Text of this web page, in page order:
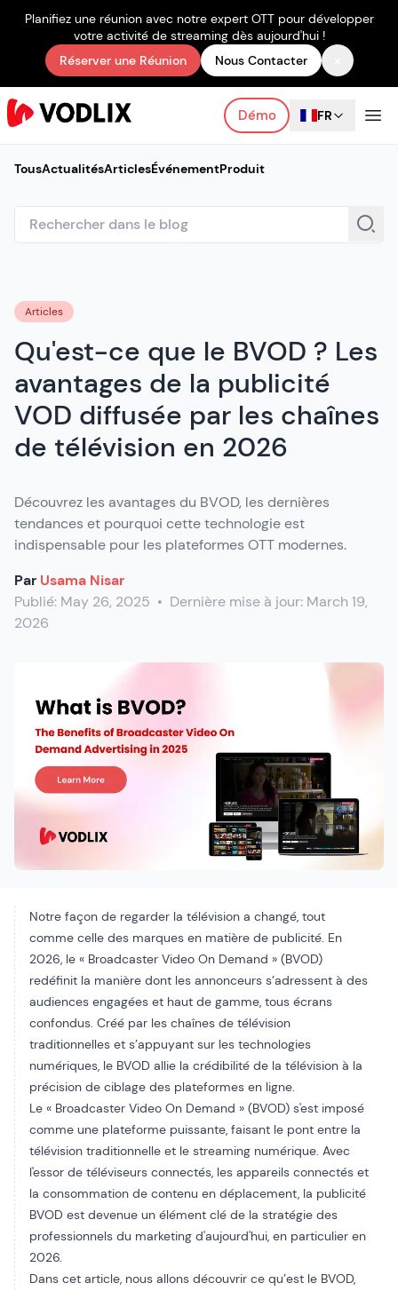
Planifiez une réunion avec notre expert OTT pour développer
votre activité de streaming dès aujourd'hui !
Réserver une Réunion
Nous Contacter
Démo FR
TousActualitésArticlesÉvénementProduit
Articles
Qu'est-ce que le BVOD ? Les
avantages de la publicité
VOD diffusée par les chaînes
de télévision en 2026
Découvrez les avantages du BVOD, les dernières
tendances et pourquoi cette technologie est
indispensable pour les plateformes OTT modernes.
Par Usama Nisar
Publié: May 26, 2025 • Dernière mise à jour: March 19,
2026
Notre façon de regarder la télévision a changé, tout
comme celle des marques en matière de publicité. En
2026, le « Broadcaster Video On Demand » (BVOD)
redéfinit la manière dont les annonceurs s’adressent à des
audiences engagées et haut de gamme, tous écrans
confondus. Créé par les chaînes de télévision
traditionnelles et s’appuyant sur les technologies
numériques, le BVOD allie la crédibilité de la télévision à la
précision de ciblage des plateformes en ligne.
Le « Broadcaster Video On Demand » (BVOD) s'est imposé
comme une plateforme puissante, faisant le pont entre la
télévision traditionnelle et le streaming numérique. Avec
l'essor de téléviseurs connectés, les appareils connectés et
la consommation de contenu en déplacement, la publicité
BVOD est devenue un élément clé de la stratégie des
professionnels du marketing d'aujourd'hui, en particulier en
2026.
Dans cet article, nous allons découvrir ce qu’est le BVOD,